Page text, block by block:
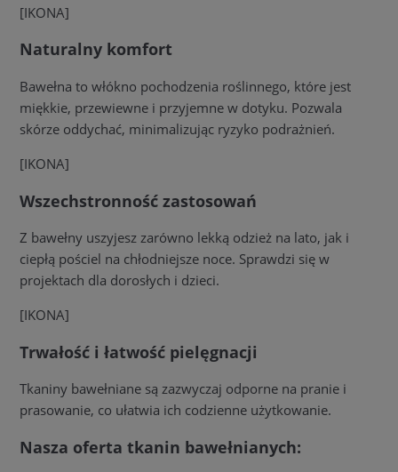
[IKONA]
Naturalny komfort
Bawełna to włókno pochodzenia roślinnego, które jest
miękkie, przewiewne i przyjemne w dotyku. Pozwala
skórze oddychać, minimalizując ryzyko podrażnień.
[IKONA]
Wszechstronność zastosowań
Z bawełny uszyjesz zarówno lekką odzież na lato, jak i
ciepłą pościel na chłodniejsze noce. Sprawdzi się w
projektach dla dorosłych i dzieci.
[IKONA]
Trwałość i łatwość pielęgnacji
Tkaniny bawełniane są zazwyczaj odporne na pranie i
prasowanie, co ułatwia ich codzienne użytkowanie.
Nasza oferta tkanin bawełnianych: